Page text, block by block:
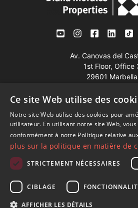
Av. Canovas del
1st Floor, Office
29601 Marbella
Tél:+34 952 765
Mob:+34 601 636
Whatsapp:+34 952
© Copyright 1989 - 2026 Diana
Ce site Web utilise des
Notre site Web utilise des cookies pour
utilisateur. En utilisant notre site Web,
conformément à notre Politique relative
plus sur la politique en matière de
STRICTEMENT NÉCESSAIRES
CIBLAGE
AFFICHER LES DÉTAILS